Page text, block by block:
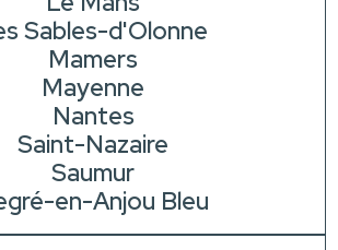
Sables-d'Olonne
Mamers
Mayenne
Nantes
Saint-Nazaire
Saumur
en-Anjou Bleu